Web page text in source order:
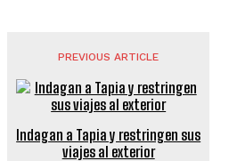
PREVIOUS ARTICLE
Indagan a Tapia y restringen sus
viajes al exterior